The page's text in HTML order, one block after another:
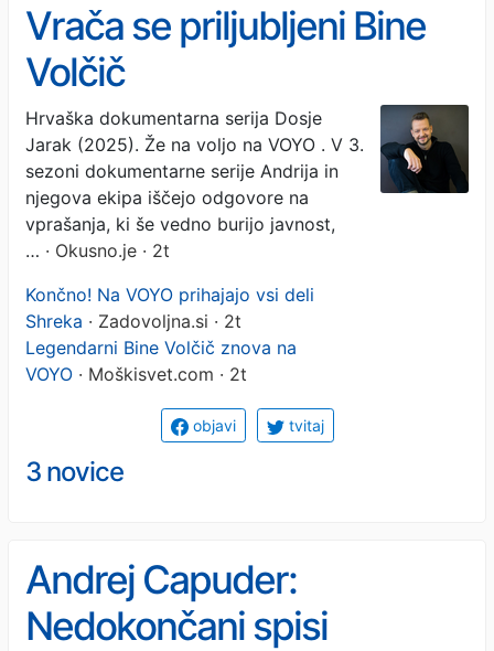
Vrača se priljubljeni Bine
Volčič
Hrvaška dokumentarna serija Dosje
Jarak (2025). Že na voljo na VOYO . V 3.
sezoni dokumentarne serije Andrija in
njegova ekipa iščejo odgovore na
vprašanja, ki še vedno burijo javnost,
… · Okusno.je · 2t
Končno! Na VOYO prihajajo vsi deli
Shreka · Zadovoljna.si · 2t
Legendarni Bine Volčič znova na
VOYO · Moškisvet.com · 2t
objavi tvitaj
3 novice
Andrej Capuder:
Nedokončani spisi